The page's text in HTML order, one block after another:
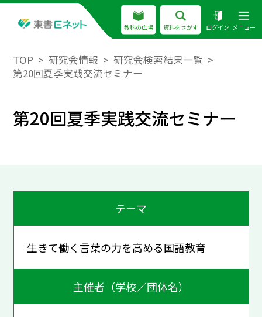
教科の広場 資料をさがす ログイン メニュー
TOP 研究会情報
研究会検索結果一覧
第20回夏季実践交流セミナー
第20回夏季実践交流セミナー
テーマ
生きて働く言葉の力を高める国語教育
主催者（学校／団体名）